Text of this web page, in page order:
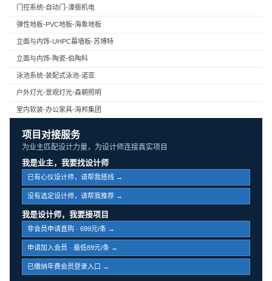
门控系统-自动门-濠振机电
弹性地板-PVC地板-海象地板
立面与内饰-UHPC幕墙板-苏博特
立面与内饰-陶瓷-伯陶科
泳池系统-装配式泳池-诺亚
户外灯光-景观灯光-森朝照明
室内软装-办公家具-海邦集团
项目对接服务
为业主匹配设计力量，为设计师连接真实项目
我是业主，我要找设计师
已有心仪设计师，请帮我搭线 →
没有选定设计师，请帮我推荐 →
我是设计师，我要接项目
非会员申请直购 · 699元/条 →
申请加入会员 · 最低89元/条 →
已缴纳年费会员登录入口 →